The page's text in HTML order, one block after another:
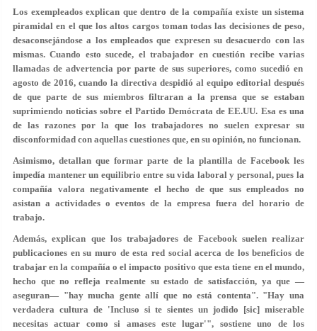
Los exempleados explican que dentro de la compañía existe un sistema
piramidal en el que los altos cargos toman todas las decisiones de peso,
desaconsejándose a losempleadosque expresen su desacuerdo con las
mismas. Cuando esto sucede, el trabajador en cuestión recibe varias
llamadas de advertencia por parte de sus superiores, como sucedió en
agosto de 2016, cuando la directiva despidió al equipo editorial después
de que parte de sus miembros filtraran a la prensa que se estaban
suprimiendo noticias sobre el Partido Demócrata de EE.UU. Esa es una
de las razones por la que los trabajadores no suelen expresar su
disconformidad con aquellas cuestiones que, en su opinión, no funcionan.
Asimismo, detallan que formar parte de la plantilla de Facebook les
impedía mantener un equilibrio entre su vida laboral y personal, pues la
compañía valora negativamente el hecho de que sus empleados no
asistan a actividades o eventos de la empresa fuera del horario de
trabajo.
Además, explican que los trabajadores de Facebook suelen realizar
publicaciones en su muro de esta red social acerca de los beneficios de
trabajar en la compañía o el impacto positivo que esta tiene en el mundo,
hecho que no refleja realmente su estado de satisfacción, ya que —
aseguran— "hay mucha gente allí que no está contenta". "Hay una
verdadera cultura de 'Incluso si te sientes un jodido [sic] miserable
necesitas actuar como si amases este lugar'", sostiene uno de los